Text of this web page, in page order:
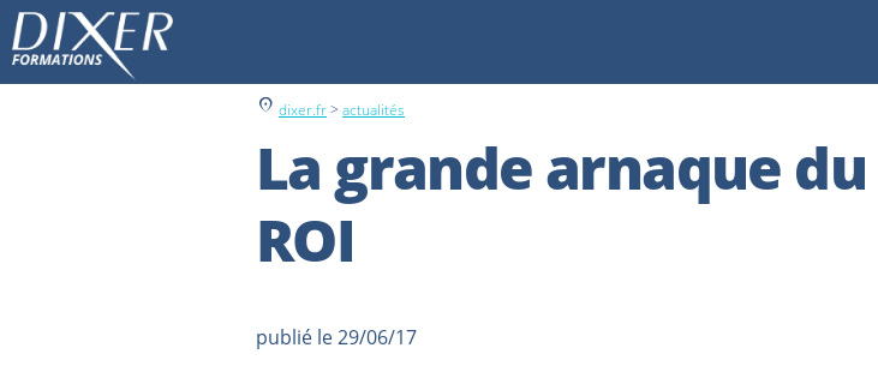
location_on dixer.fr> actualités
La grande arnaque du
ROI
publié le 29/06/17